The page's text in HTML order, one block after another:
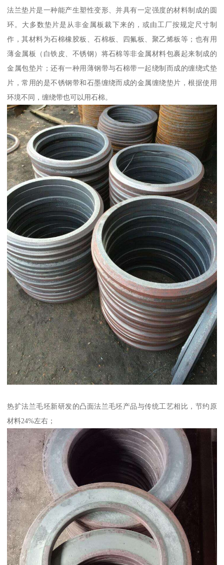
法兰垫片是一种能产生塑性变形、并具有一定强度的材料制成的圆
环。大多数垫片是从非金属板裁下来的，或由工厂按规定尺寸制
作，其材料为石棉橡胶板、石棉板、四氟板、聚乙烯板等；也有用
薄金属板（白铁皮、不锈钢）将石棉等非金属材料包裹起来制成的
金属包垫片；还有一种用薄钢带与石棉带一起绕制而成的缠绕式垫
片，常用的是不锈钢带和石墨缠绕而成的金属缠绕垫片，根据使用
环境不同，缠绕带也可以用石棉。
热扩法兰毛坯新研发的凸面法兰毛坯产品与传统工艺相比，节约原
材料24%左右；